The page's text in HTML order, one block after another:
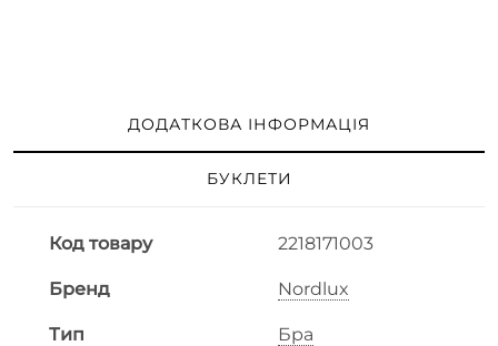
ДОДАТКОВА ІНФОРМАЦІЯ
БУКЛЕТИ
Код товару 2218171003
Бренд Nordlux
Тип Бра